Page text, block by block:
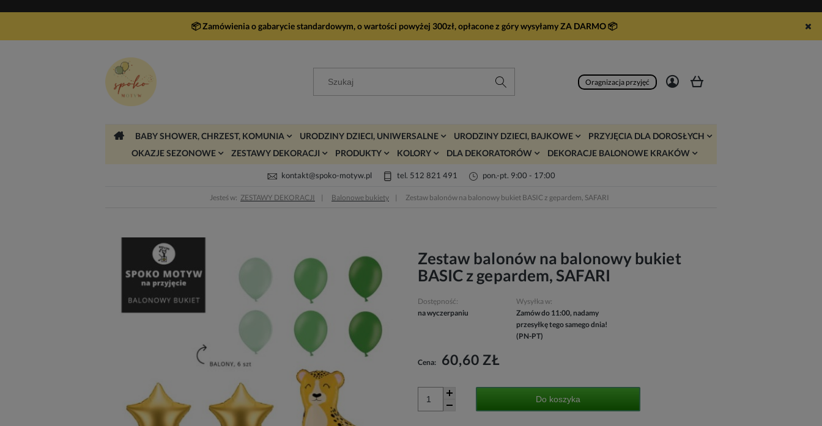
📦 Zamówienia o gabarycie standardowym, o wartości powyżej 300zł, opłacone z góry wysyłamy ZA DARMO📦
Oragnizacja przyjęć
BABY SHOWER, CHRZEST, KOMUNIA URODZINY DZIECI, UNIWERSALNE URODZINY DZIECI, BAJKOWE
PRZYJĘCIA DLA DOROSŁYCH
OKAZJE SEZONOWE
ZESTAWY DEKORACJI PRODUKTY KOLORY DLA DEKORATORÓW DEKORACJE BALONOWE KRAKÓW
kontakt@spoko-motyw.pl tel. 512 821 491 pon.-pt. 9:00 - 17:00
Jesteś w: ZESTAWY DEKORACJI Balonowe bukiety Zestaw balonów na balonowy bukiet BASIC z gepardem, SAFARI
Zestaw balonów na balonowy bukiet
BASIC z gepardem, SAFARI
Dostępność:
na wyczerpaniu
Wysyłka w:
Zamów do 11:00, nadamy
przesyłkę tego samego dnia!
(PN-PT)
Cena: 60,60 ZŁ
Do koszyka